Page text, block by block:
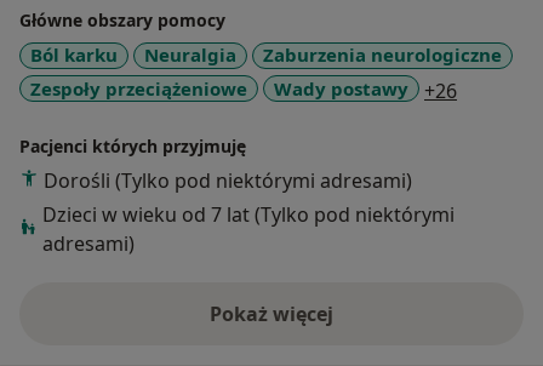
Swoją wiedzę uzupełnia uczestnicząc w kongresach
naukowych, a także warsztatach szkoleniowych, które
współorganizuje, pracując społecznie na rzecz
Stawia na pracę w zespole oraz terapię opartą na
Evidence Based Medicine.
W życiu prywatnym kocha sport, muzykę, kino, a
Główne obszary pomocy
Ból karku Neuralgia
Zaburzenia neurologiczne
Zespoły przeciążeniowe
Wady postawy +26
Pacjenci których przyjmuję
Dorośli (Tylko pod niektórymi adresami)
Dzieci w wieku od 7 lat (Tylko pod niektórymi
adresami)
Pokaż więcejo doświadczeniu